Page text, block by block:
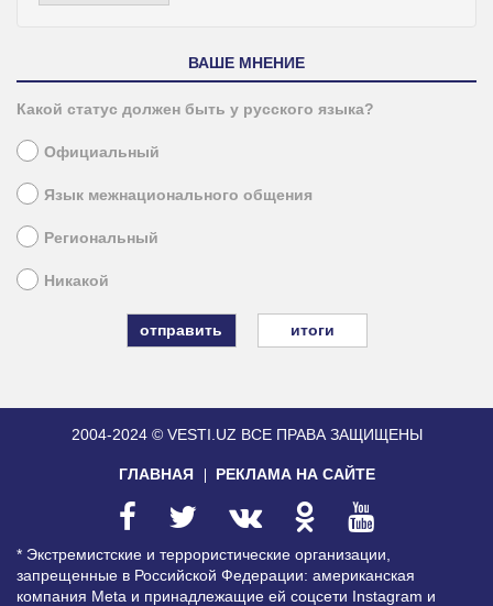
ВАШЕ МНЕНИЕ
Какой статус должен быть у русского языка?
Официальный
Язык межнационального общения
Региональный
Никакой
итоги
2004-2024 © VESTI.UZ ВСЕ ПРАВА ЗАЩИЩЕНЫ
ГЛАВНАЯ РЕКЛАМА НА САЙТЕ
* Экстремистские и террористические организации,
запрещенные в Российской Федерации: американская
компания Meta и принадлежащие ей соцсети Instagram и